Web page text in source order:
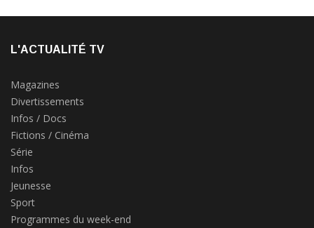
L'ACTUALITÉ TV
Magazines
Divertissements
Infos / Docs
Fictions / Cinéma
Série
Infos
Jeunesse
Sport
Programmes du week-end